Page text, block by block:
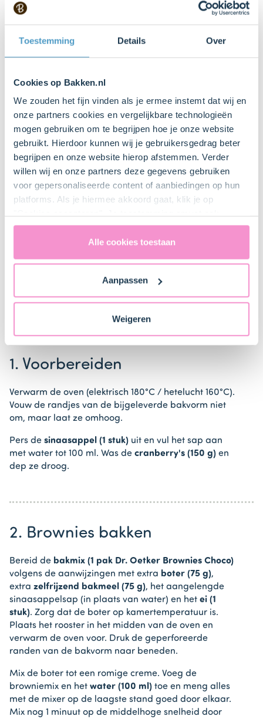
Toestemming Details Over
Cookies op Bakken.nl
We zouden het fijn vinden als je ermee instemt dat wij en
onze partners cookies en vergelijkbare technologieën
mogen gebruiken om te begrijpen hoe je onze website
gebruikt. Hierdoor kunnen wij je gebruikersgedrag beter
begrijpen en onze website hierop afstemmen. Verder
willen wij en onze partners deze gegevens gebruiken
voor gepersonaliseerde content of aanbiedingen op hun
platforms. Als je hiermee akkoord gaat, klik je op
uitdrukkelijk een eventuele gegevensoverdracht naar de
Verenigde Staten in de zin van artikel 49 AVG. Raadpleeg
ons
naar technology providers en partners in de Verenigde
Staten. Je kunt op elk moment van gedachten
Alle cookies toestaan
Aanpassen
Weigeren
Dr. Oetker Suiker met Vanillesmaak
Keukenspullen
Mengkom
Bestel dit product online
Mixer met gardes
Bestel gemakkelijk en snel je bakproducten
Stappen
1. Voorbereiden
Verwarm de oven (elektrisch 180°C / hetelucht 160°C).
Vouw de randjes van de bijgeleverde bakvorm niet
om, maar laat ze omhoog.
Pers de sinaasappel (1 stuk) uit en vul het sap aan
met water tot 100 ml. Was de cranberry's (150 g) en
dep ze droog.
2. Brownies bakken
Bereid de bakmix (1 pak Dr. Oetker Brownies Choco)
volgens de aanwijzingen met extra boter (75 g),
extra zelfrijzend bakmeel (75 g), het aangelengde
sinaasappelsap (in plaats van water) en het ei (1
stuk). Zorg dat de boter op kamertemperatuur is.
Plaats het rooster in het midden van de oven en
verwarm de oven voor. Druk de geperforeerde
randen van de bakvorm naar beneden.
Mix de boter tot een romige creme. Voeg de
browniemix en het water (100 ml) toe en meng alles
met de mixer op de laagste stand goed door elkaar.
Mix nog 1 minuut op de middelhoge snelheid door